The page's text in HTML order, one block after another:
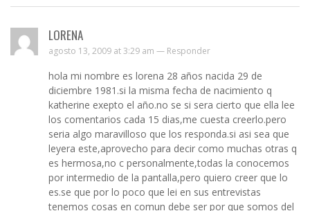
LORENA
agosto 13, 2009 at 3:29 am — Responder
hola mi nombre es lorena 28 años nacida 29 de
diciembre 1981.si la misma fecha de nacimiento q
katherine exepto el año.no se si sera cierto que ella lee
los comentarios cada 15 dias,me cuesta creerlo.pero
seria algo maravilloso que los responda.si asi sea que
leyera este,aprovecho para decir como muchas otras q
es hermosa,no c personalmente,todas la conocemos
por intermedio de la pantalla,pero quiero creer que lo
es.se que por lo poco que lei en sus entrevistas
tenemos cosas en comun debe ser por que somos del